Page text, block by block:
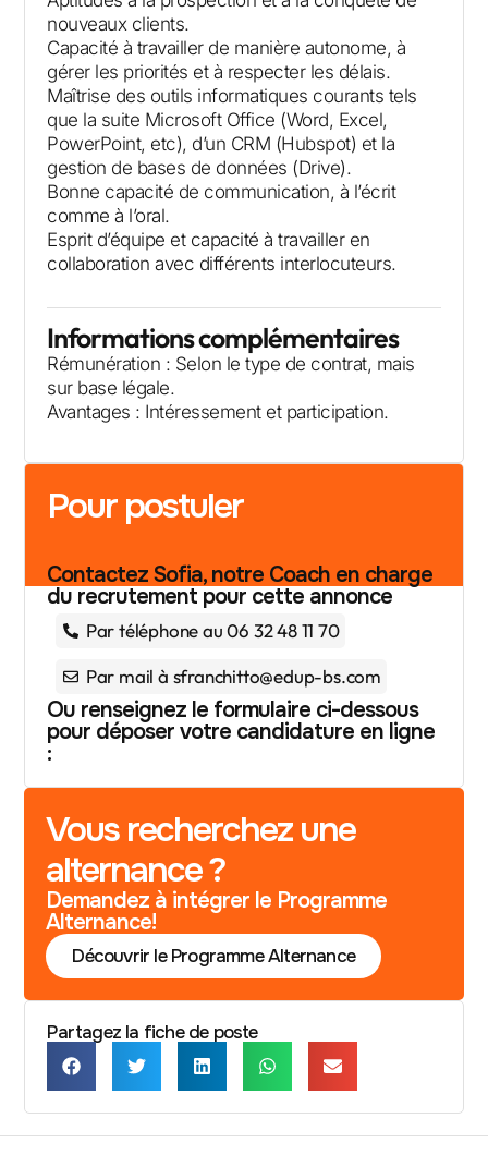
nouveaux clients.
Capacité à travailler de manière autonome, à
gérer les priorités et à respecter les délais.
Maîtrise des outils informatiques courants tels
que la suite Microsoft Office (Word, Excel,
PowerPoint, etc), d’un CRM (Hubspot) et la
gestion de bases de données (Drive).
Bonne capacité de communication, à l’écrit
comme à l’oral.
Esprit d’équipe et capacité à travailler en
collaboration avec différents interlocuteurs.
Informations complémentaires
Rémunération : Selon le type de contrat, mais
sur base légale.
Avantages : Intéressement et participation.
Pour postuler
Contactez Sofia, notre Coach en charge
du recrutement pour cette annonce
Par téléphone au 06 32 48 11 70
Par mail à sfranchitto@edup-bs.com
Ou renseignez le formulaire ci-dessous
pour déposer votre candidature en ligne
:
Vous recherchez une
alternance ?
Demandez à intégrer le Programme
Alternance!
Découvrir le Programme Alternance
Partagez la fiche de poste